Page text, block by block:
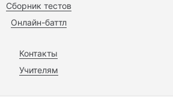
Сборник тестов
Онлайн-баттл
Контакты
Учителям